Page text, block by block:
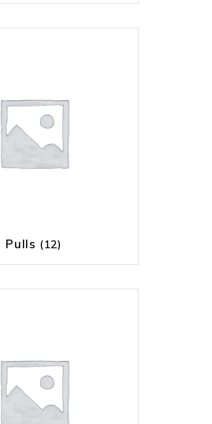
Pulls (12)